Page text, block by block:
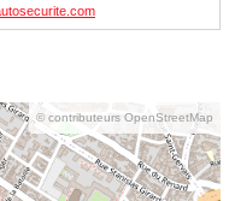
© contributeurs OpenStreetMap